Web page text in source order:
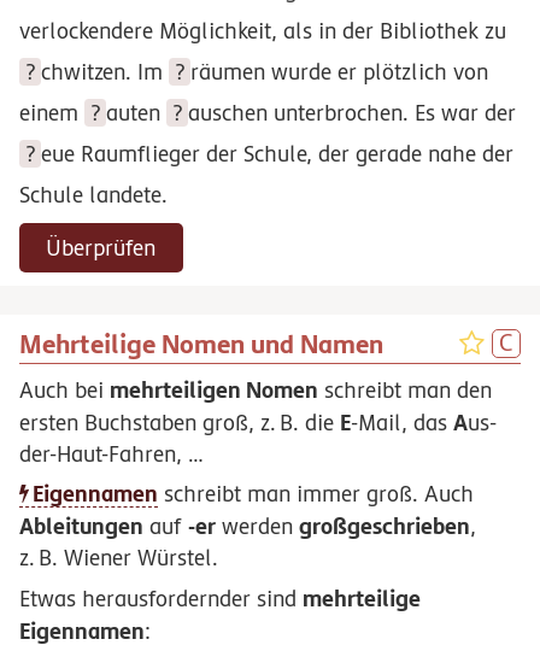
verlockendere Möglichkeit, als in der Bibliothek zu
? chwitzen. Im ? räumen wurde er plötzlich von
einem ? auten ? auschen unterbrochen. Es war der
? eue Raumflieger der Schule, der gerade nahe der
Schule landete.
Überprüfen
Mehrteilige Nomen und Namen
Auch bei mehrteiligen Nomen schreibt man den
ersten Buchstaben groß, z. B. die E-Mail, dasAus-
der-Haut-Fahren, …
Eigennamen schreibt man immer groß. Auch
Ableitungen auf -er werden großgeschrieben,
z. B. Wiener Würstel.
Etwas herausfordernder sind mehrteilige
Eigennamen: